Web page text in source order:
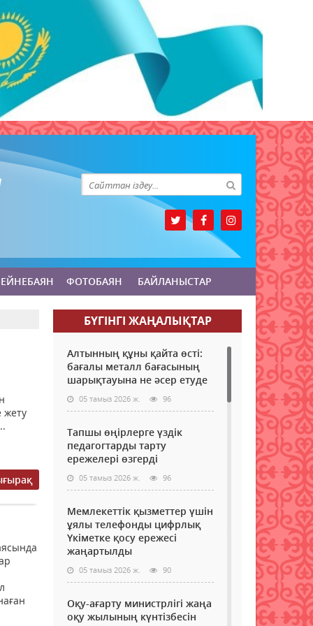
ФОТОБАЯН БАЙЛАНЫСТАР
жету
БҮГІНГI ЖАҢАЛЫҚТАР
Алтынның құны қайта өсті:
бағалы металл бағасының
шарықтауына не әсер етуде
05 тамыз 2026 ж. 96
Тапшы өңірлерге үздік
педагогтарды тарту
ережелері өзгерді
05 тамыз 2026 ж. 96
Мемлекеттік қызметтер үшін
ұялы телефонды цифрлық
Үкіметке қосу ережесі
жаңартылды
05 тамыз 2026 ж. 90
Оқу-ағарту министрлігі жаңа
оқу жылының күнтізбесін